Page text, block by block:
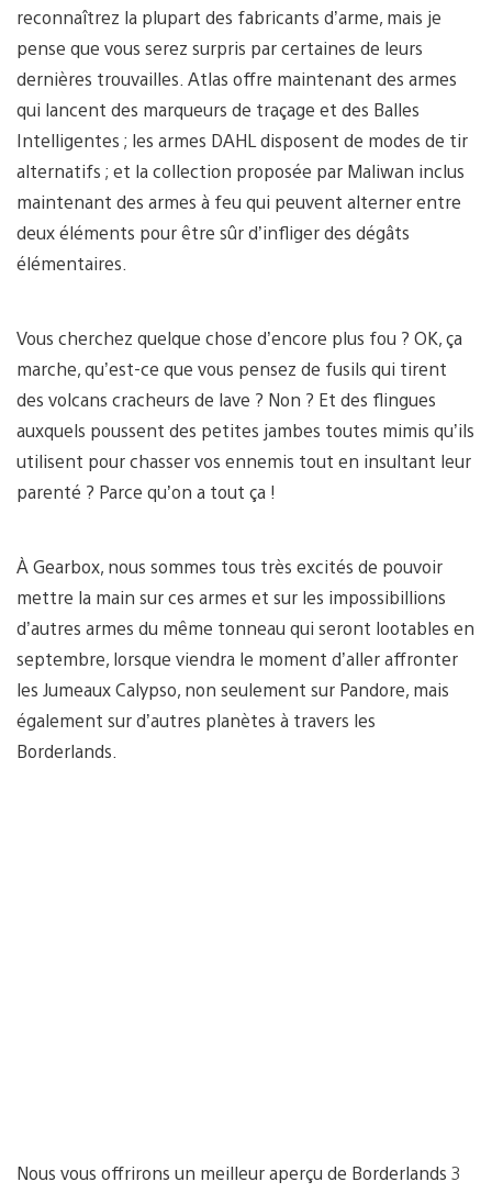
reconnaîtrez la plupart des fabricants d’arme, mais je
pense que vous serez surpris par certaines de leurs
dernières trouvailles. Atlas offre maintenant des armes
qui lancent des marqueurs de traçage et des Balles
Intelligentes ; les armes DAHL disposent de modes de tir
alternatifs ; et la collection proposée par Maliwan inclus
maintenant des armes à feu qui peuvent alterner entre
deux éléments pour être sûr d’infliger des dégâts
élémentaires.
Vous cherchez quelque chose d’encore plus fou ? OK, ça
marche, qu’est-ce que vous pensez de fusils qui tirent
des volcans cracheurs de lave ? Non ? Et des flingues
auxquels poussent des petites jambes toutes mimis qu’ils
utilisent pour chasser vos ennemis tout en insultant leur
parenté ? Parce qu’on a tout ça !
À Gearbox, nous sommes tous très excités de pouvoir
mettre la main sur ces armes et sur les impossibillions
d’autres armes du même tonneau qui seront lootables en
septembre, lorsque viendra le moment d’aller affronter
les Jumeaux Calypso, non seulement sur Pandore, mais
également sur d’autres planètes à travers les
Borderlands.
Nous vous offrirons un meilleur aperçu de Borderlands 3